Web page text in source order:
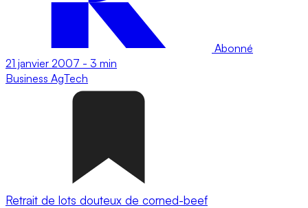
Abonné
21 janvier 2007 - 3 min
Business AgTech
Retrait de lots douteux de corned-beef